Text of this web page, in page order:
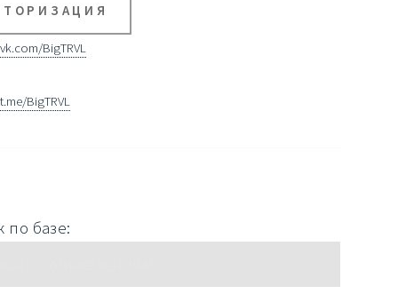
vk.com/BigTRVL
t.me/BigTRVL
по базе: